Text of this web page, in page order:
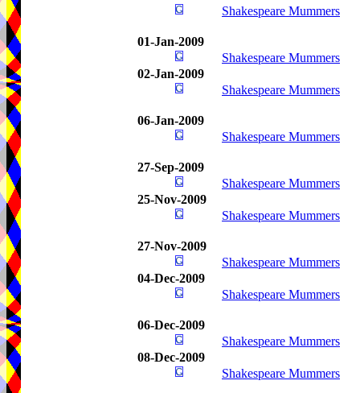
Shakespeare Mummers
01-Jan-2009
Shakespeare Mummers
02-Jan-2009
Shakespeare Mummers
06-Jan-2009
Shakespeare Mummers
27-Sep-2009
Shakespeare Mummers
25-Nov-2009
Shakespeare Mummers
27-Nov-2009
Shakespeare Mummers
04-Dec-2009
Shakespeare Mummers
06-Dec-2009
Shakespeare Mummers
08-Dec-2009
Shakespeare Mummers